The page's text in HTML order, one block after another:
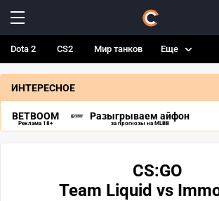
Dota 2 CS2 Мир танков Еще
ИНТЕРЕСНОЕ
BETBOOM
Реклама 18+
Разыгрываем айфон
за прогнозы на MLBB
CS:GO
Team Liquid vs